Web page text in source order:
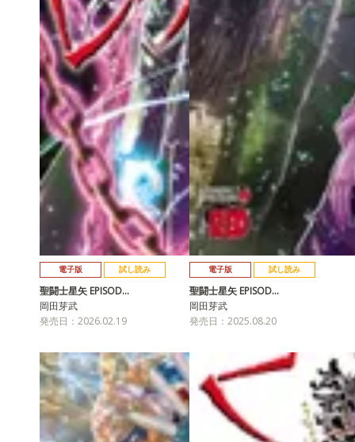
電子版 試し読み
聖闘士星矢 EPISOD…
岡田芽武
発売日：2026.02.19
電子版 試し読み
聖闘士星矢 EPISOD…
岡田芽武
発売日：2025.08.20